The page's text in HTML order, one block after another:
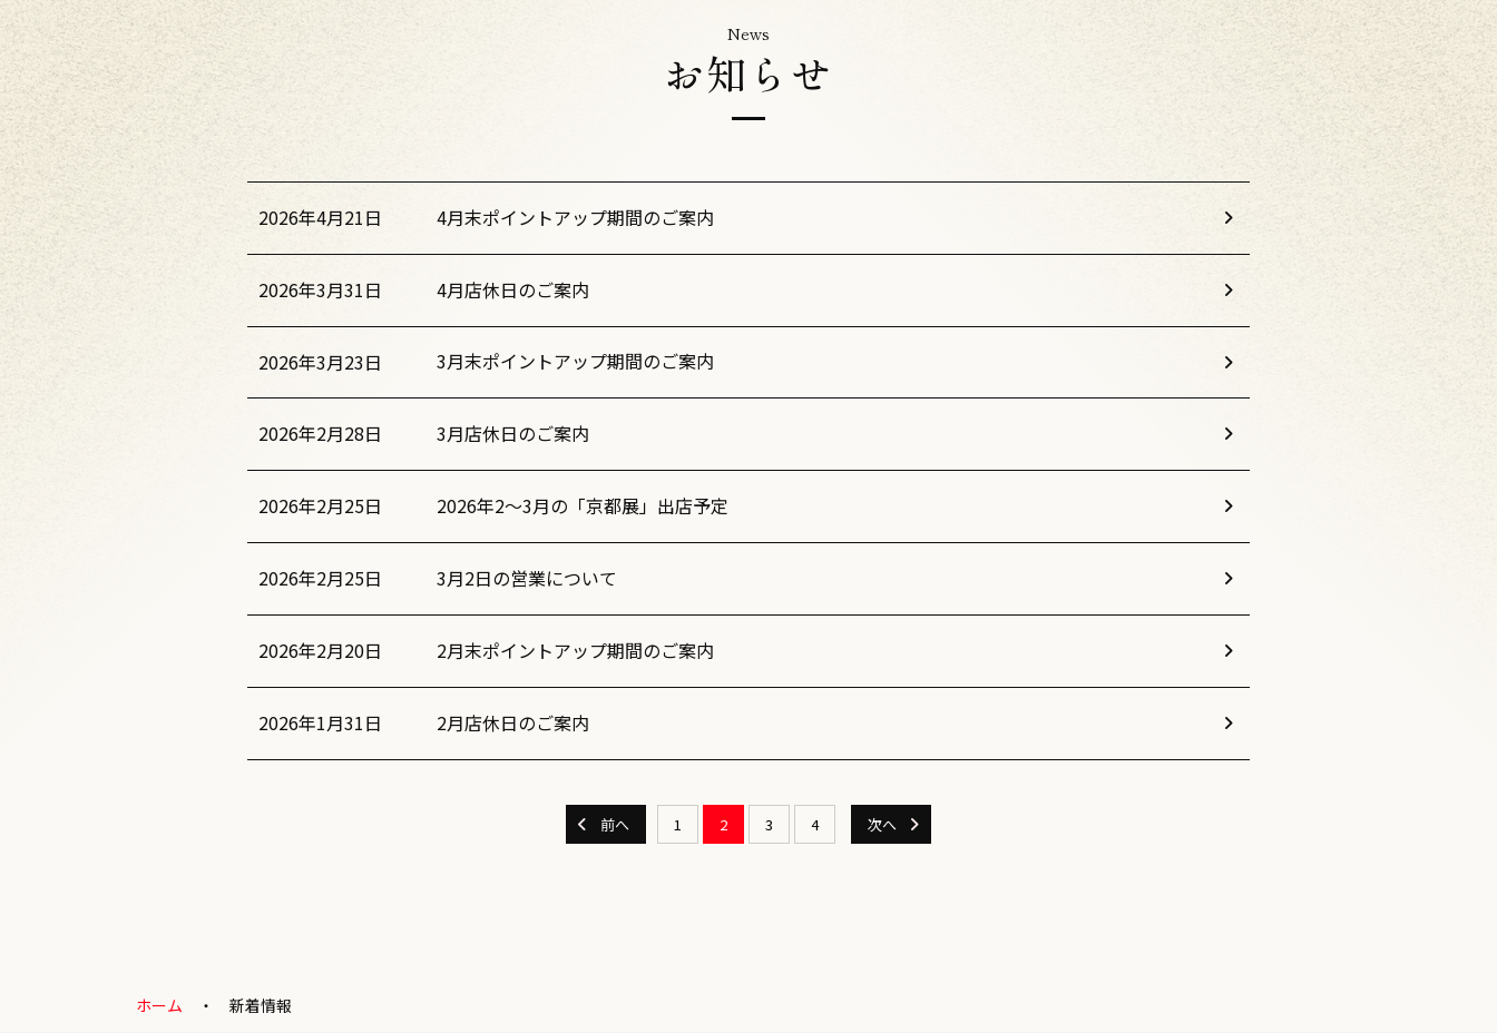
News
お知らせ
2026年4月21日 4月末ポイントアップ期間のご案内
2026年3月31日 4月店休日のご案内
2026年3月23日 3月末ポイントアップ期間のご案内
2026年2月28日 3月店休日のご案内
2026年2月25日 2026年2～3月の「京都展」出店予定
2026年2月25日 3月2日の営業について
2026年2月20日 2月末ポイントアップ期間のご案内
2026年1月31日 2月店休日のご案内
前へ 1 2 3 4 次へ
ホーム 新着情報